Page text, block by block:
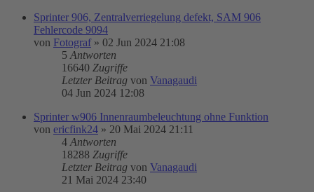
Sprinter 906, Zentralverriegelung defekt, SAM 906
Fehlercode 9094
von Fotograf » 02 Jun 2024 21:08
5 Antworten
16640 Zugriffe
Letzter Beitrag von Vanagaudi
04 Jun 2024 12:08
Sprinter w906 Innenraumbeleuchtung ohne Funktion
von ericfink24 » 20 Mai 2024 21:11
4 Antworten
18288 Zugriffe
Letzter Beitrag von Vanagaudi
21 Mai 2024 23:40